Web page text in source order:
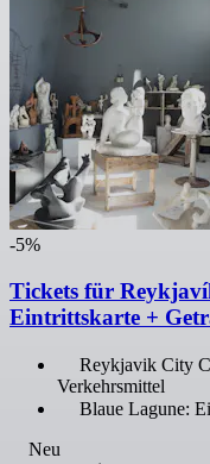
-5%
Tickets für
Eintrittskarte +
Reykjavik City
Verkehrsmittel
Blaue Lagune:
Neu